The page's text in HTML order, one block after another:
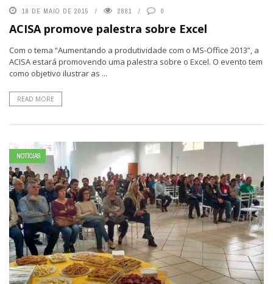
18 DE MAIO DE 2015 2881 0
ACISA promove palestra sobre Excel
Com o tema “Aumentando a produtividade com o MS-Office 2013”, a
ACISA estará promovendo uma palestra sobre o Excel. O evento tem
como objetivo ilustrar as ...
READ MORE
NOTÍCIAS